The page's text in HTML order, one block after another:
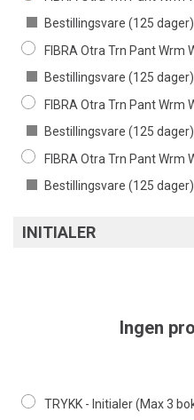
Bestillingsvare (125 dager)
FIBRA Otra Trn Pant Wrm
Bestillingsvare (125 dager)
FIBRA Otra Trn Pant Wrm
Bestillingsvare (125 dager)
FIBRA Otra Trn Pant Wrm
Bestillingsvare (125 dager)
INITIALER
Ingen
TRYKK - Initialer (Max 3